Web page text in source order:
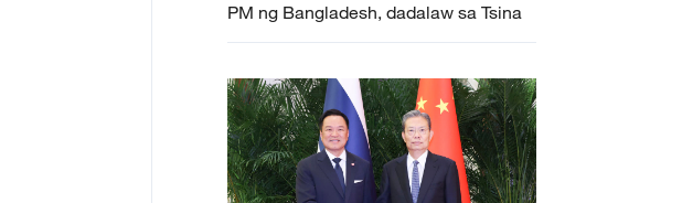
PM ng Bangladesh, dadalaw sa Tsina